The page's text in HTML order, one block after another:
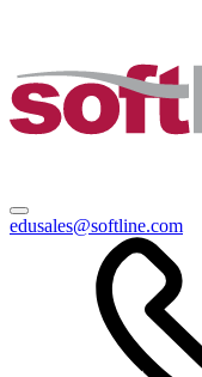
edusales@softline.com